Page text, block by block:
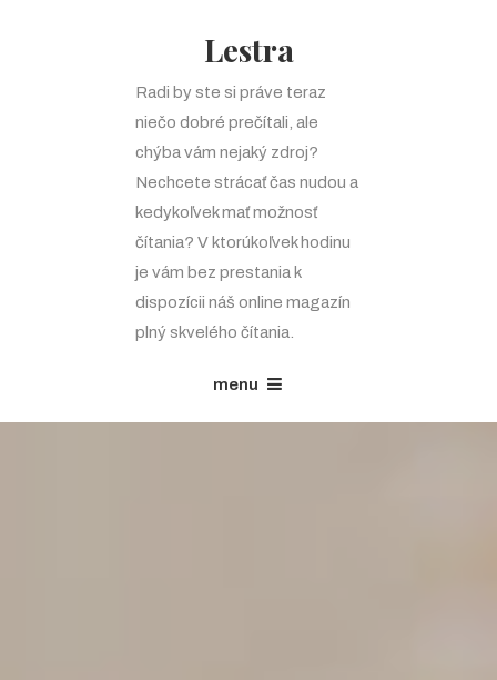
Lestra
Radi by ste si práve teraz
niečo dobré prečítali, ale
chýba vám nejaký zdroj?
Nechcete strácať čas nudou a
kedykoľvek mať možnosť
čítania? V ktorúkoľvek hodinu
je vám bez prestania k
dispozícii náš online magazín
plný skvelého čítania.
menu